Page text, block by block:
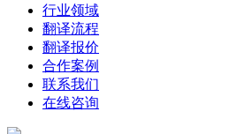
行业领域
翻译流程
翻译报价
合作案例
联系我们
在线咨询